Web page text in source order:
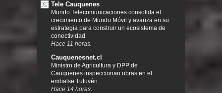
Tele Cauquenes
Mundo Telecomunicaciones consolida el
crecimiento de Mundo Móvil y avanza en su
estrategia para construir un ecosistema de
conectividad
Hace 11 horas.
Cauquenesnet.cl
Ministro de Agricultura y DPP de
Cauquenes inspeccionan obras en el
embalse Tutuvén
Hace 14 horas.